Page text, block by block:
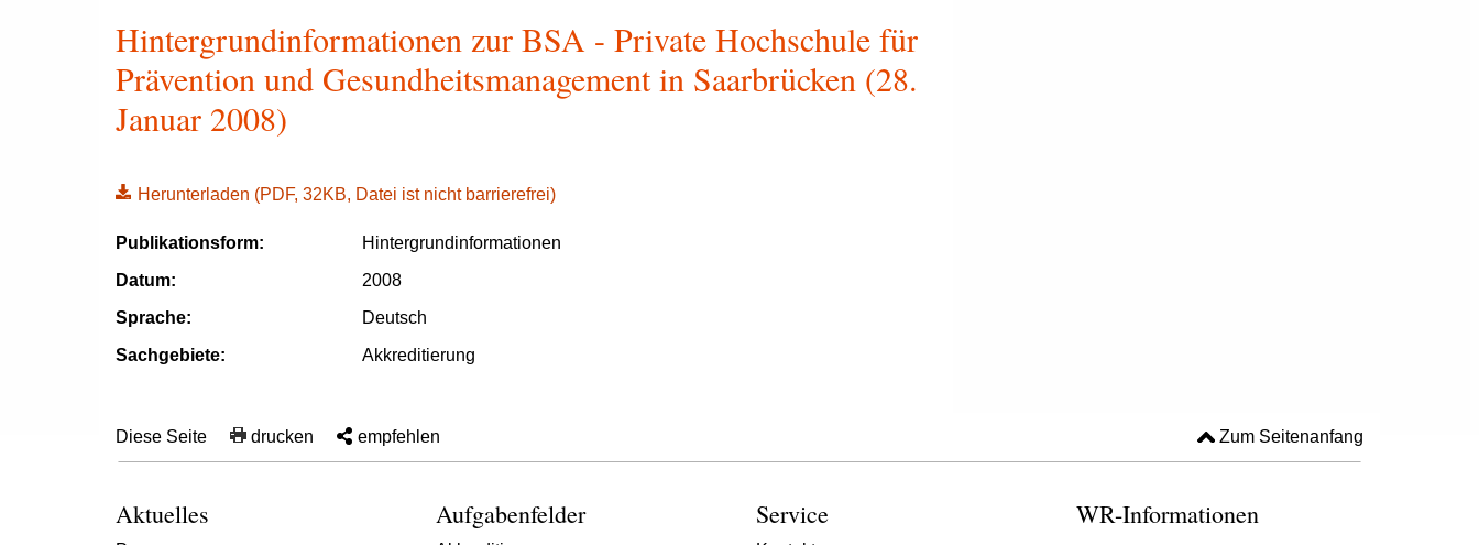
Hintergrundinformationen zur BSA - Private Hochschule für
Prävention und Gesundheitsmanagement in Saarbrücken (28.
Januar 2008)
Herunterladen (PDF, 32KB, Datei ist nicht barrierefrei)
Publikationsform:
Hintergrundinformationen
Datum:
2008
Sprache:
Deutsch
Sachgebiete:
Akkreditierung
Diese Seite drucken empfehlen Zum Seitenanfang
Aktuelles Aufgabenfelder Service WR-Informationen